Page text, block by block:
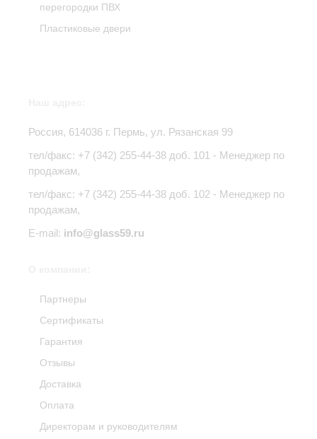
перегородки ПВХ
Пластиковые двери
Россия, 614036 г. Пермь, ул. Рязанская 99
тел/факс: +7 (342) 255-44-38 доб. 101 - Менеджер по
продажам,
тел/факс: +7 (342) 255-44-38 доб. 102 - Менеджер по
продажам,
E-mail: info@glass59.ru
Партнеры
Сертификаты
Гарантия
Отзывы
Доставка
Оплата
Директорам и руководителям